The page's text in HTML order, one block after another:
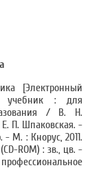
[Электронный
учебник : для
/ В. Н.
П. Шпаковская. -
- М. : Кнорус, 2011.
ROM) : зв., цв. -